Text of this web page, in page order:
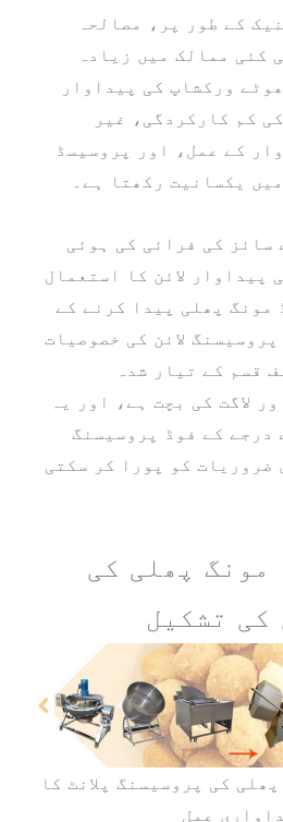
کے طور پر، مصالحہ
کئی ممالک میں زیادہ
ورکشاپ کی پیداوار
کم کارکردگی، غیر
کے عمل، اور پروسیسڈ
یکسانیت رکھتا ہے۔
سائز کی فرائی کی ہوئی
پیداوار لائن کا استعمال
مونگ پھلی پیدا کرنے کے
لائن کی خصوصیات
قسم کے تیار شدہ
لاگت کی بچت ہے، اور یہ
درجے کے فوڈ پروسیسنگ
ضروریات کو پورا کر سکتی
مونگ پھلی کی
کی تشکیل
کی پروسیسنگ پلانٹ کا
عمل